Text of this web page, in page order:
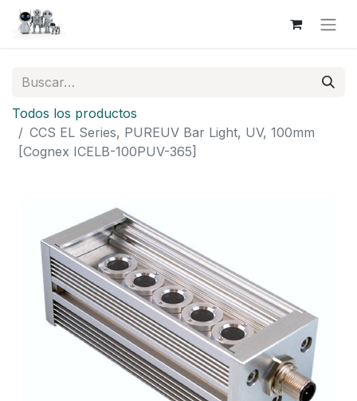
Todos los productos
CCS EL Series, PUREUV Bar Light, UV, 100mm
[Cognex ICELB-100PUV-365]